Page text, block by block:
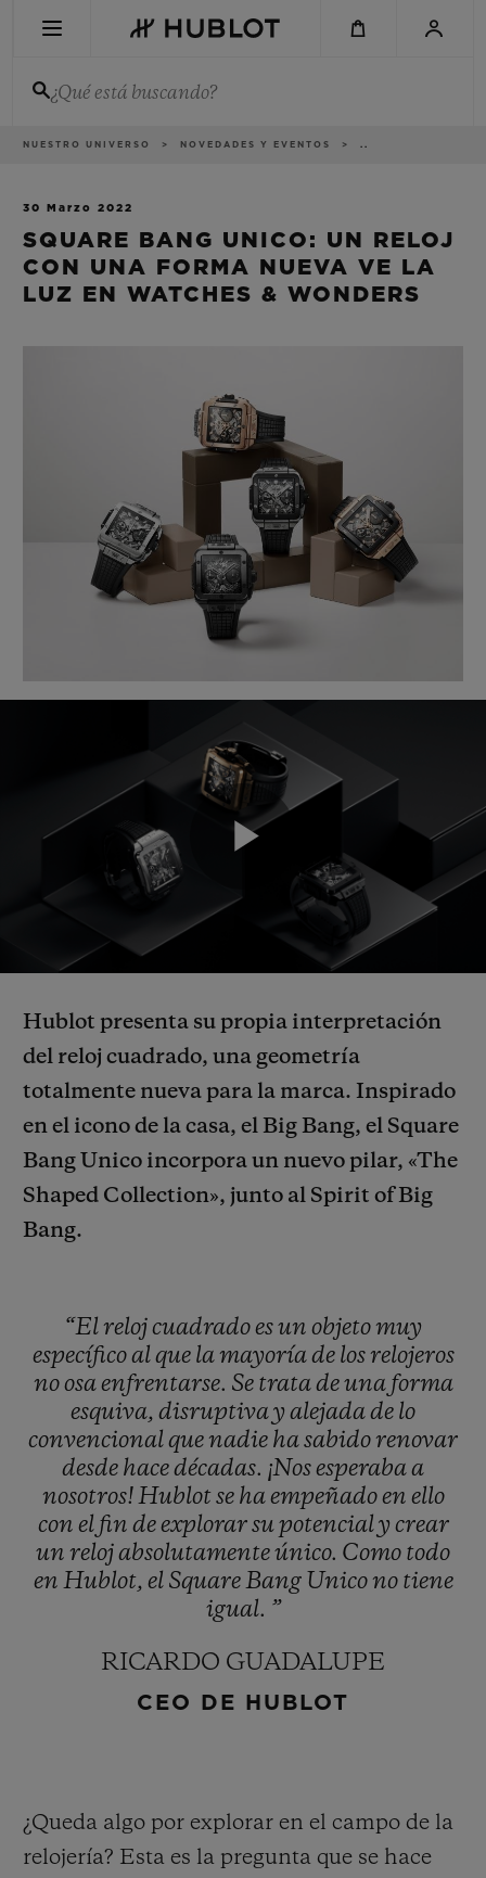
¿Qué está buscando?
Ruta
NUESTRO UNIVERSO NOVEDADES Y EVENTOS ..
30 Marzo 2022
SQUARE BANG UNICO: UN RELOJ
CON UNA FORMA NUEVA VE LA
LUZ EN WATCHES & WONDERS
Play
Hublot presenta su propia interpretación
del reloj cuadrado, una geometría
totalmente nueva para la marca. Inspirado
en el icono de la casa, el Big Bang, el Square
Bang Unico incorpora un nuevo pilar, «The
Shaped Collection», junto al Spirit ofBig
Bang.
“Elrelojcuadradoesun objetomuy
específicoalque lamayoríade losrelojeros
noosaenfrentarse. Se tratadeuna forma
esquiva, disruptivay alejadade lo
convencionalquenadie hasabidorenovar
desde hacedécadas. ¡Nosesperabaa
nosotros!Hublotse haempeñadoen ello
con el fin deexplorarsupotencialy crear
un relojabsolutamenteúnico. Como todo
en Hublot, el SquareBang Unicono tiene
igual. ”
RICARDO GUADALUPE
CEO DE HUBLOT
¿Queda algo por explorar en el campo de la
relojería? Esta es la pregunta que se hace
NOVEDADES
SUMMER MULTI-
COLORED CERAMIC
BIG BANG
PEACH CERAMIC ESSENTIAL
SERVICIOS EXCLUSIVOS
ENTREGA PREVISTA
DEVOLUCIONES Y ENVÍOS GRATUITOS
CONTACTO
ENCONTRAR UNA